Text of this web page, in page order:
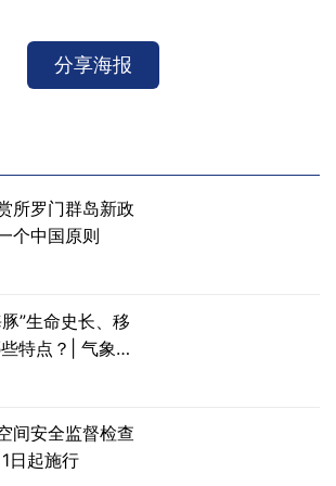
分享海报
所罗门群岛新政
个中国原则
”生命史长、移
特点？| 气象科
间安全监督检查
日起施行